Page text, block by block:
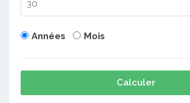
Années Mois
Calculer